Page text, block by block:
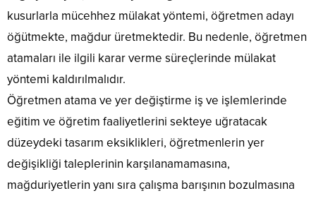
kusurlarla mücehhez mülakat yöntemi, öğretmen adayı
öğütmekte, mağdur üretmektedir. Bu nedenle, öğretmen
atamaları ile ilgili karar verme süreçlerinde mülakat
yöntemi kaldırılmalıdır.
Öğretmen atama ve yer değiştirme iş ve işlemlerinde
eğitim ve öğretim faaliyetlerini sekteye uğratacak
düzeydeki tasarım eksiklikleri, öğretmenlerin yer
değişikliği taleplerinin karşılanamamasına,
mağduriyetlerin yanı sıra çalışma barışının bozulmasına